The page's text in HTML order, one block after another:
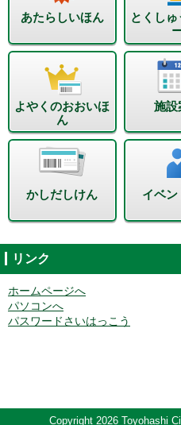
あたらしいほん
とくし
よやくのおおいほ
ん
施設
かしだしけん イベン
リンク
ホームページへ
パソコンへ
パスワードさいはっこう
Copyright 2026 Toyohashi